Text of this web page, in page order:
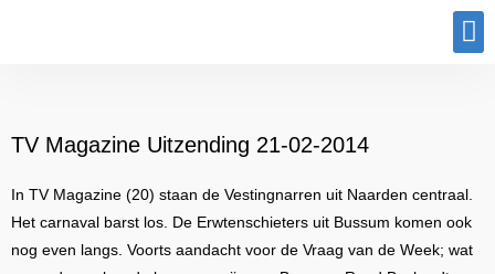
TV Magazine Uitzending 21-02-2014
In TV Magazine (20) staan de Vestingnarren uit Naarden centraal.
Het carnaval barst los. De Erwtenschieters uit Bussum komen ook
nog even langs. Voorts aandacht voor de Vraag van de Week; wat